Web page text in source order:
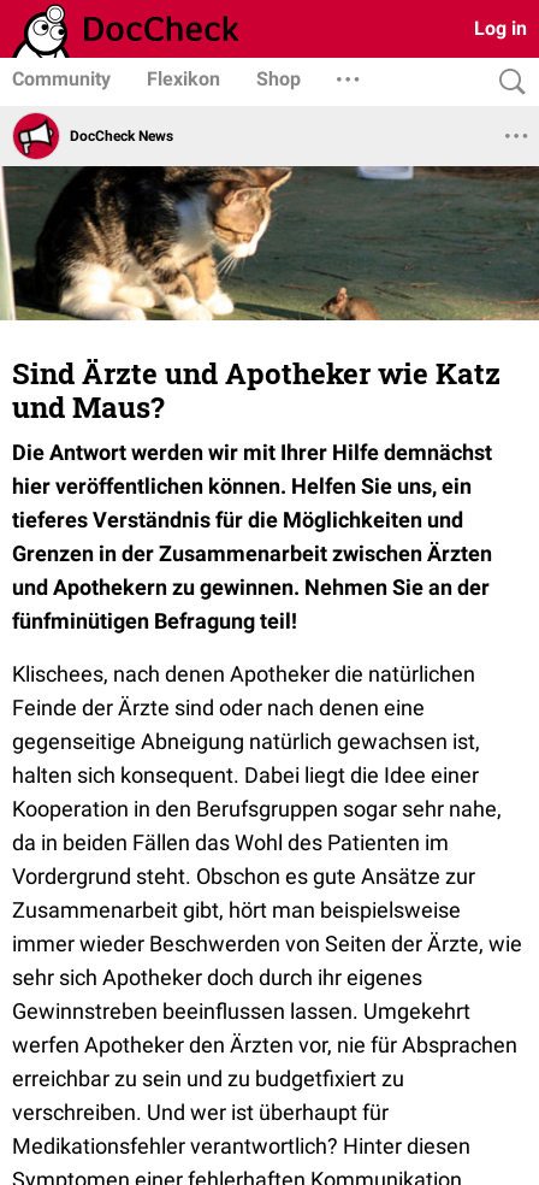
Log in
Community Flexikon Shop
DocCheck News
Sind Ärzte und Apotheker wie Katz
und Maus?
Die Antwort werden wir mit Ihrer Hilfe demnächst
hier veröffentlichen können. Helfen Sie uns, ein
tieferes Verständnis für die Möglichkeiten und
Grenzen in der Zusammenarbeit zwischen Ärzten
und Apothekern zu gewinnen. Nehmen Sie an der
fünfminütigen Befragung teil!
Klischees, nach denen Apotheker die natürlichen
Feinde der Ärzte sind oder nach denen eine
gegenseitige Abneigung natürlich gewachsen ist,
halten sich konsequent. Dabei liegt die Idee einer
Kooperation in den Berufsgruppen sogar sehr nahe,
da in beiden Fällen das Wohl des Patienten im
Vordergrund steht. Obschon es gute Ansätze zur
Zusammenarbeit gibt, hört man beispielsweise
immer wieder Beschwerden von Seiten der Ärzte, wie
sehr sich Apotheker doch durch ihr eigenes
Gewinnstreben beeinflussen lassen. Umgekehrt
werfen Apotheker den Ärzten vor, nie für Absprachen
erreichbar zu sein und zu budgetfixiert zu
verschreiben. Und wer ist überhaupt für
Medikationsfehler verantwortlich? Hinter diesen
Symptomen einer fehlerhaften Kommunikation